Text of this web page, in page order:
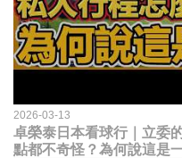
2026-03-13
卓榮泰日本看球行｜立委
點都不奇怪？為何說這是